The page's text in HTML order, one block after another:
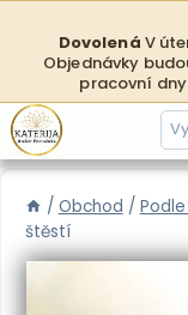
obsah
Dovolená V
Objednávky
pracovní
/ Obchod /
štěstí